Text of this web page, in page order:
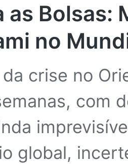
as Bolsas:
no
crise no
com
global,